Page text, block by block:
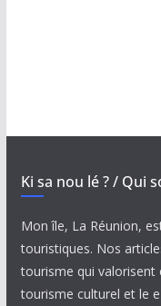
Ki sa nou lé ? / Qui
Mon île, La Réunion,
touristiques. Nos
tourisme qui valorisent
tourisme culturel et le